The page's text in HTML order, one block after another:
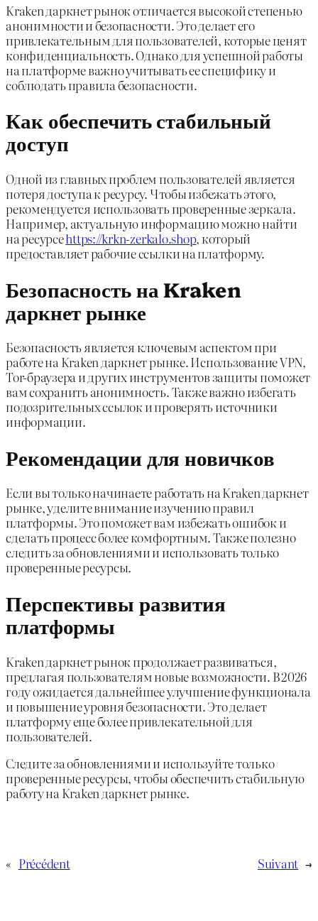
Kraken даркнет рынок отличается высокой степенью
анонимности и безопасности. Это делает его
привлекательным для пользователей, которые ценят
конфиденциальность. Однако для успешной работы
на платформе важно учитывать ее специфику и
соблюдать правила безопасности.
Как обеспечить стабильный
доступ
Одной из главных проблем пользователей является
потеря доступа к ресурсу. Чтобы избежать этого,
рекомендуется использовать проверенные зеркала.
Например, актуальную информацию можно найти
на ресурсеhttps://krkn-zerkalo.shop, который
предоставляет рабочие ссылки на платформу.
Безопасность на Kraken
даркнет рынке
Безопасность является ключевым аспектом при
работе на Kraken даркнет рынке. Использование VPN,
Tor-браузера и других инструментов защиты поможет
вам сохранить анонимность. Также важно избегать
подозрительных ссылок и проверять источники
информации.
Рекомендации для новичков
Если вы только начинаете работать на Kraken даркнет
рынке, уделите внимание изучению правил
платформы. Это поможет вам избежать ошибок и
сделать процесс более комфортным. Также полезно
следить за обновлениями и использовать только
проверенные ресурсы.
Перспективы развития
платформы
Kraken даркнет рынок продолжает развиваться,
предлагая пользователям новые возможности. В 2026
году ожидается дальнейшее улучшение функционала
и повышение уровня безопасности. Это делает
платформу еще более привлекательной для
пользователей.
Следите за обновлениями и используйте только
проверенные ресурсы, чтобы обеспечить стабильную
работу на Kraken даркнет рынке.
« Précédent Suivant →